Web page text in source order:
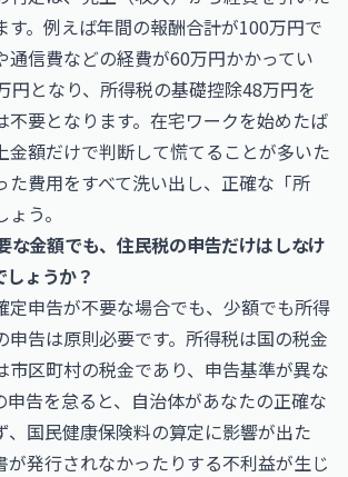
す。例えば年間の報酬合計が100万円で
通信費などの経費が60万円かかってい
円となり、所得税の基礎控除48万円を
不要となります。在宅ワークを始めたば
金額だけで判断して慌てることが多いた
た費用をすべて洗い出し、正確な「所
う。
な金額でも、住民税の申告だけはしなけ
ょうか？
定申告が不要な場合でも、少額でも所得
申告は原則必要です。所得税は国の税金
市区町村の税金であり、申告基準が異な
申告を怠ると、自治体があなたの正確な
、国民健康保険料の算定に影響が出た
が発行されなかったりする不利益が生じ